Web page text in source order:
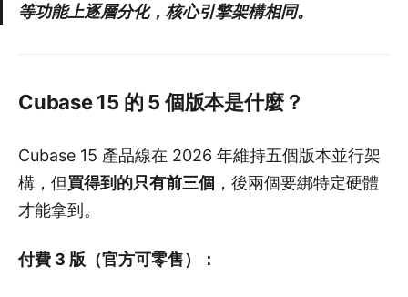
等功能上逐層分化，核心引擎架構相同。
Cubase 15 的 5 個版本是什麼？
Cubase 15 產品線在 2026 年維持五個版本並行架
構，但買得到的只有前三個 ，後兩個要綁特定硬體
才能拿到。
付費 3 版（官方可零售）：